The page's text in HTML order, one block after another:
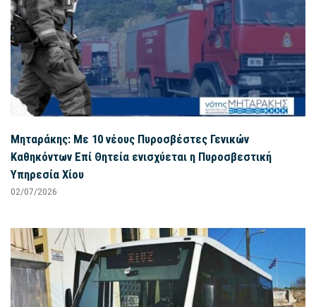
Μηταράκης: Με 10 νέους Πυροσβέστες Γενικών
Καθηκόντων Επί Θητεία ενισχύεται η Πυροσβεστική
Υπηρεσία Χίου
02/07/2026